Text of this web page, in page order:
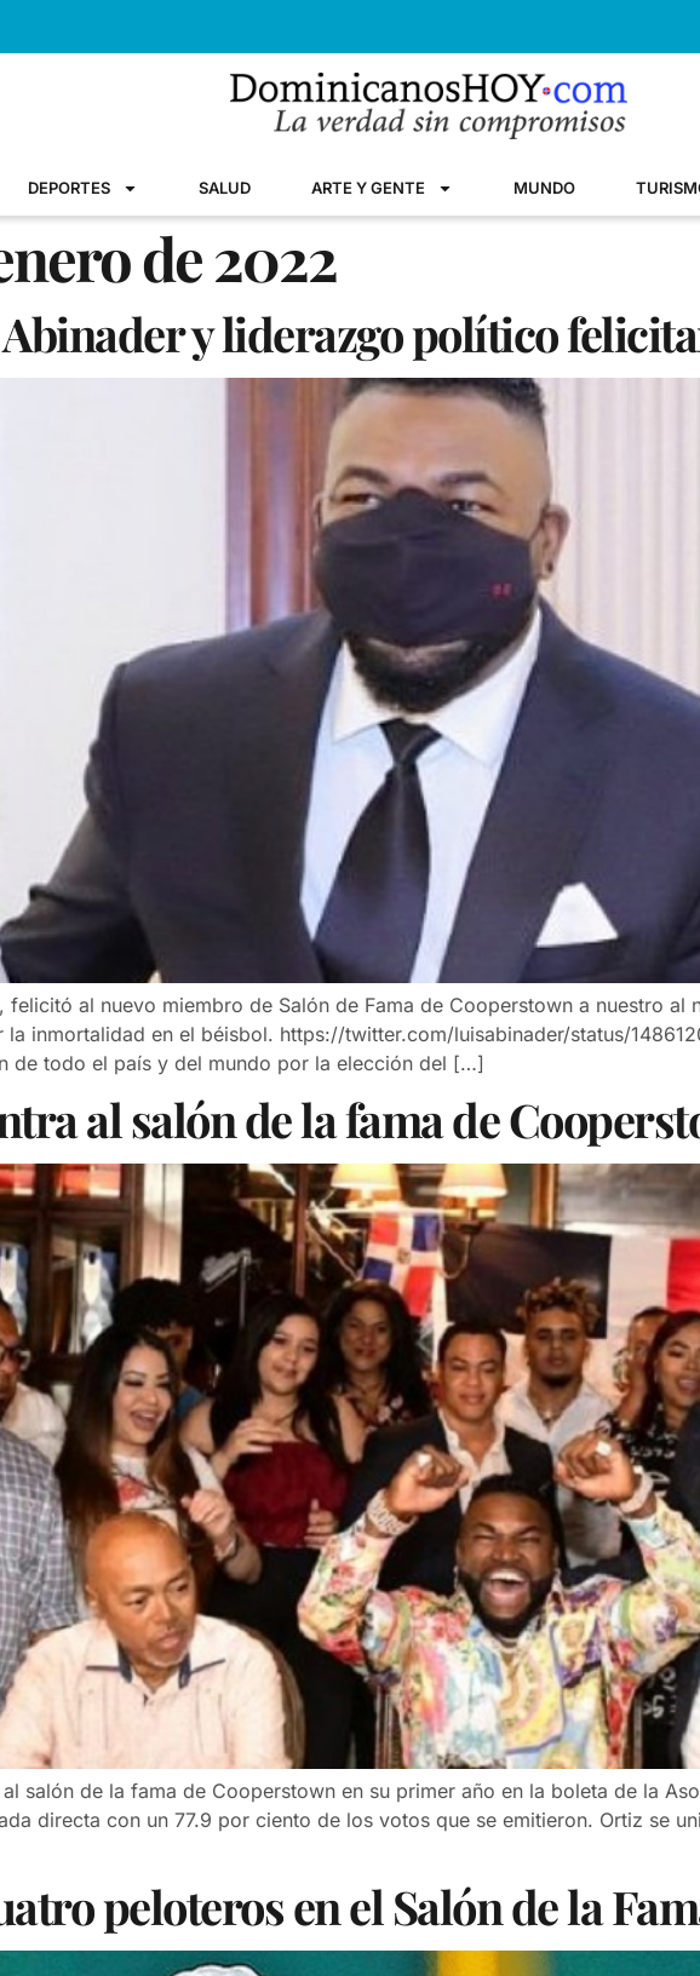
DEPORTES SALUD ARTE Y GENTE MUNDO
de 2022
y liderazgo político
felicitó al nuevo miembro de Salón de Fama de Cooperstown a nuestro
inmortalidad en el béisbol. https://twitter.com/luisabinader/status/
de todo el país y del mundo por la elección del […]
al salón de la fama de
salón de la fama de Cooperstown en su primer año en la boleta de la
directa con un 77.9 por ciento de los votos que se emitieron. Ortiz se
peloteros en el Salón de la